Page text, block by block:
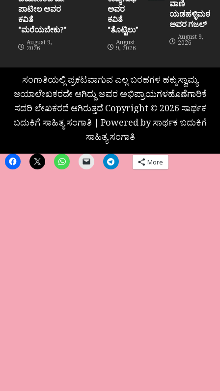
ಪಾಟೀಲ ಅವರ
ಕವಿತೆ
“ಮರೆಯಬೇಕು?”
August 9,
2026
ಅವರ
ಕವಿತೆ
“ತೊಟ್ಟಿಲು”
August
9, 2026
ವಾಣಿ
ಯಡಹಳ್ಳಿಮಠ
ಅವರ ಗಜಲ್
August 9,
2026
ಸಂಗಾತಿಯಲ್ಲಿ ಪ್ರಕಟವಾಗುವ ಎಲ್ಲ ಬರಹಗಳ ಹಕ್ಕುಸ್ವಾಮ್ಯ
ಆಯಾಲೇಖಕರದೇ ಆಗಿದ್ದು ಅವರ ಅಭಿಪ್ರಾಯಗಳಹೊಣೆಗಾರಿಕೆ
ಸದರಿ ಲೇಖಕರದೆ ಆಗಿರುತ್ತದೆ Copyright © 2026 ಸಾರ್ಥಕ
ಬದುಕಿಗೆ ಸಾಹಿತ್ಯ ಸಂಗಾತಿ | Powered by ಸಾರ್ಥಕ ಬದುಕಿಗೆ
ಸಾಹಿತ್ಯ ಸಂಗಾತಿ
More